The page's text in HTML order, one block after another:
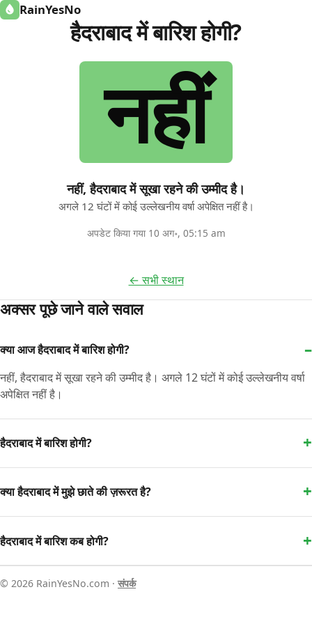
RainYesNo
हैदराबाद में बारिश होगी?
नहीं
नहीं, हैदराबाद में सूखा रहने की उम्मीद है।
अगले 12 घंटों में कोई उल्लेखनीय वर्षा अपेक्षित नहीं है।
अपडेट किया गया 10 अग॰, 05:15 am
← सभी स्थान
अक्सर पूछे जाने वाले सवाल
क्या आज हैदराबाद में बारिश होगी?
नहीं, हैदराबाद में सूखा रहने की उम्मीद है। अगले 12 घंटों में कोई उल्लेखनीय वर्षा
अपेक्षित नहीं है।
हैदराबाद में बारिश होगी?
क्या हैदराबाद में मुझे छाते की ज़रूरत है?
हैदराबाद में बारिश कब होगी?
© 2026 RainYesNo.com · संपर्क